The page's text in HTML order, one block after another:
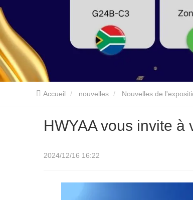
Accueil nouvelles Nouvelles de
HWYAA vous invite à
2024/12/16 16:22